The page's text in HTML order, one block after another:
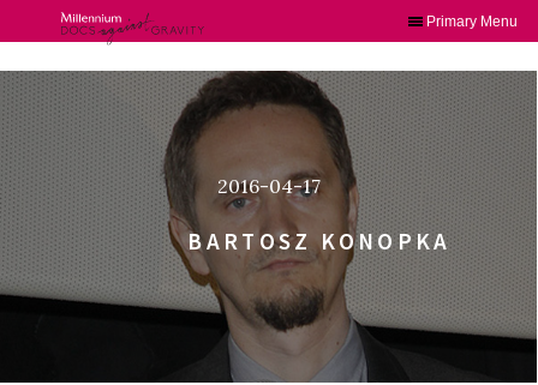
to
content
Primary Menu
2016-04-17
BARTOSZ KONOPKA